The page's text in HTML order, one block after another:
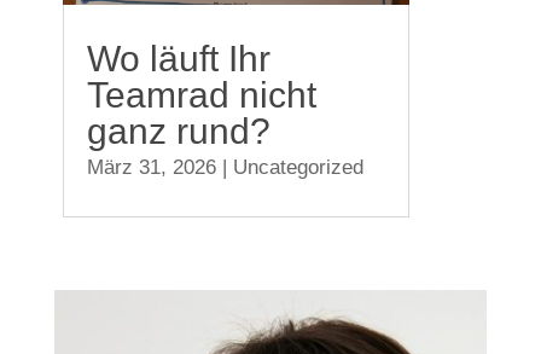
Wo läuft Ihr
Teamrad nicht
ganz rund?
März 31, 2026| Uncategorized